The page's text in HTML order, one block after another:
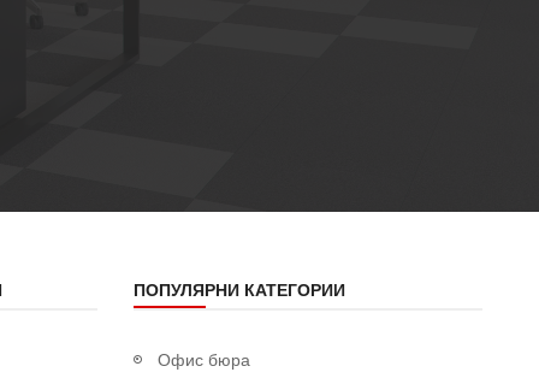
ПОПУЛЯРНИ КАТЕГОРИИ
Офис бюра